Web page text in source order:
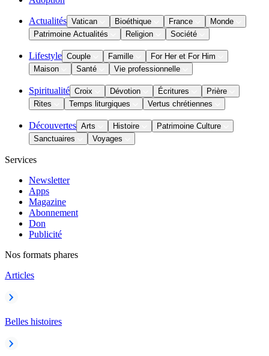
Actualités Vatican Bioéthique France
Monde
Patrimoine Actualités
Religion Société
Lifestyle Couple Famille
For Her et For Him
Maison
Santé Vie professionnelle
Spiritualité Croix Dévotion Écritures
Prière
Rites
Temps liturgiques Vertus chrétiennes
Découvertes Arts Histoire
Patrimoine Culture
Sanctuaires
Voyages
Services
Newsletter
Apps
Magazine
Abonnement
Don
Publicité
Nos formats phares
Articles
Belles histoires